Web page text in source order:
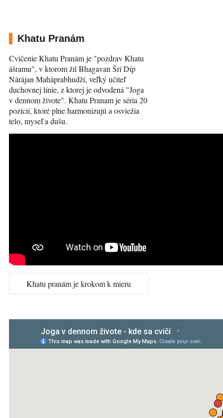
Khatu Pranám
Cvičenie Khatu Pranám je "pozdrav Khatu
ášramu", v ktorom žil Bhagavan Šrí Díp
Nárájan Maháprabhudží, veľký učiteľ
duchovnej línie, z ktorej je odvodená "Joga
v dennom živote". Khatu Pranam je séria 20
pozícií, ktoré plne harmonizujú a osviežia
telo, myseľ a dušu.
Khatu pranám je krokom k mieru